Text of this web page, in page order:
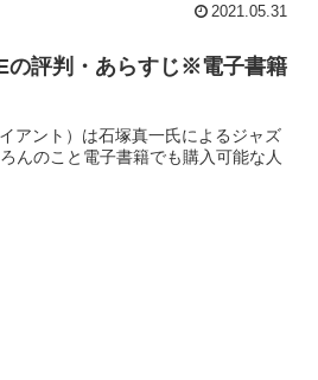
2021.05.31
の評判・あらすじ※電子書籍
アント）は石塚真一氏によるジャズ
んのこと電子書籍でも購入可能な人